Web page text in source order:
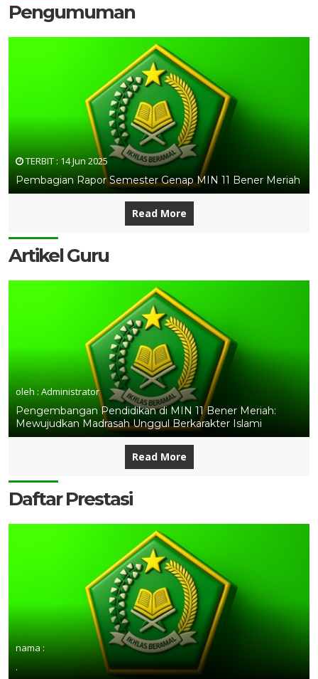
Pengumuman
TERBIT : 14 Jun 2025
Pembagian Rapor Semester Genap MIN 11 Bener Meriah
Read More
Artikel Guru
oleh : Administrator
Pengembangan Pendidikan di MIN 11 Bener Meriah:
Mewujudkan Madrasah Unggul Berkarakter Islami
Read More
Daftar Prestasi
nama :
.